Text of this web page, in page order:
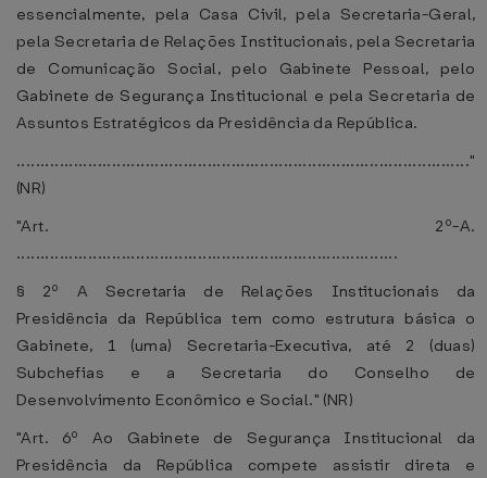
essencialmente, pela Casa Civil, pela Secretaria-Geral,
pela Secretaria de Relações Institucionais, pela Secretaria
de Comunicação Social, pelo Gabinete Pessoal, pelo
Gabinete de Segurança Institucional e pela Secretaria de
Assuntos Estratégicos da Presidência da República.
..............................................................................................."
(NR)
"Art. 2º-A.
................................................................................
§ 2º A Secretaria de Relações Institucionais da
Presidência da República tem como estrutura básica o
Gabinete, 1 (uma) Secretaria-Executiva, até 2 (duas)
Subchefias e a Secretaria do Conselho de
Desenvolvimento Econômico e Social." (NR)
"Art. 6º Ao Gabinete de Segurança Institucional da
Presidência da República compete assistir direta e